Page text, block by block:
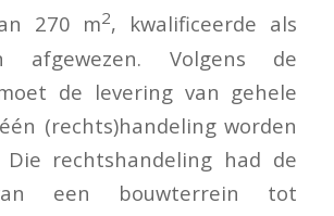
270 m2, kwalificeerde als
afgewezen. Volgens de
de levering van gehele
(rechts)handeling worden
Die rechtshandeling had de
een bouwterrein tot